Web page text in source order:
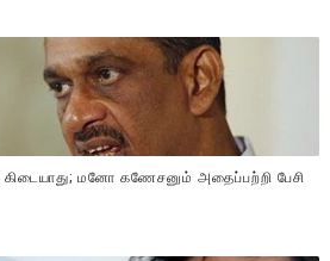
கிடையாது; மனோ கணேசனும் அதைப்பற்றி பேசி